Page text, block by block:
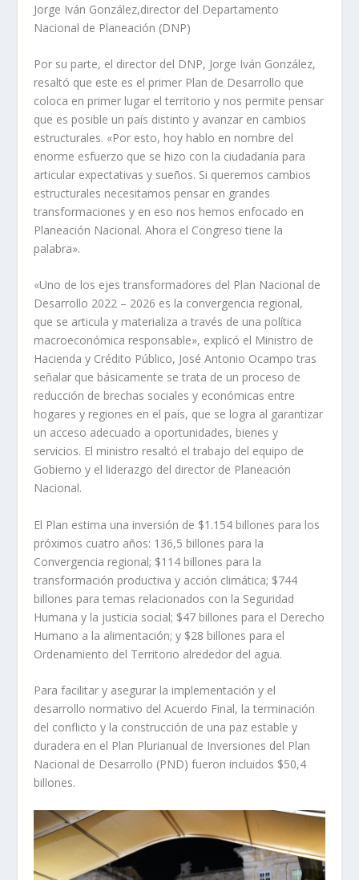
Jorge Iván González,director del Departamento
Nacional de Planeación (DNP)
Por su parte, el director del DNP, Jorge Iván González,
resaltó que este es el primer Plan de Desarrollo que
coloca en primer lugar el territorio y nos permite pensar
que es posible un país distinto y avanzar en cambios
estructurales. «Por esto, hoy hablo en nombre del
enorme esfuerzo que se hizo con la ciudadanía para
articular expectativas y sueños. Si queremos cambios
estructurales necesitamos pensar en grandes
transformaciones y en eso nos hemos enfocado en
Planeación Nacional. Ahora el Congreso tiene la
palabra».
«Uno de los ejes transformadores del Plan Nacional de
Desarrollo 2022 – 2026 es la convergencia regional,
que se articula y materializa a través de una política
macroeconómica responsable», explicó el Ministro de
Hacienda y Crédito Público, José Antonio Ocampo tras
señalar que básicamente se trata de un proceso de
reducción de brechas sociales y económicas entre
hogares y regiones en el país, que se logra al garantizar
un acceso adecuado a oportunidades, bienes y
servicios. El ministro resaltó el trabajo del equipo de
Gobierno y el liderazgo del director de Planeación
Nacional.
El Plan estima una inversión de $1.154 billones para los
próximos cuatro años: 136,5 billones para la
Convergencia regional; $114 billones para la
transformación productiva y acción climática; $744
billones para temas relacionados con la Seguridad
Humana y la justicia social; $47 billones para el Derecho
Humano a la alimentación; y $28 billones para el
Ordenamiento del Territorio alrededor del agua.
Para facilitar y asegurar la implementación y el
desarrollo normativo del Acuerdo Final, la terminación
del conflicto y la construcción de una paz estable y
duradera en el Plan Plurianual de Inversiones del Plan
Nacional de Desarrollo (PND) fueron incluidos $50,4
billones.